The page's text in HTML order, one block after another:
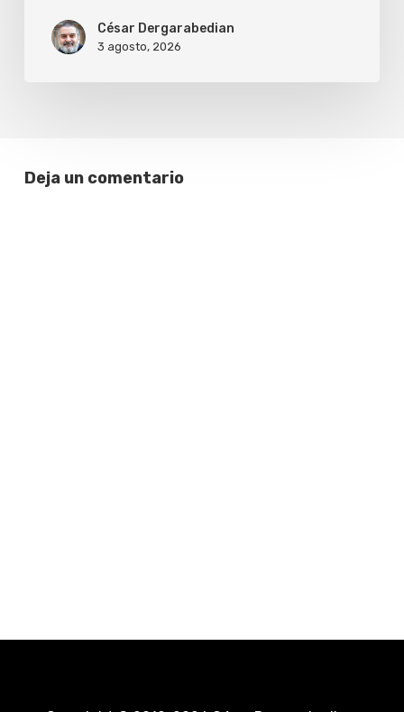
César Dergarabedian
3 agosto, 2026
Deja un comentario